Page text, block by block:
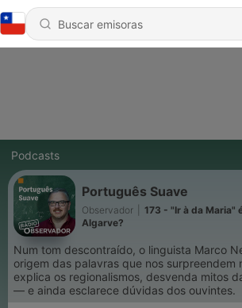
Podcasts
Português Suave
Observador
173 - "Ir à da Maria"
Algarve?
Num tom descontraído, o linguista Marco
origem das palavras que nos surpreendem
explica os regionalismos, desvenda mitos
— e ainda esclarece dúvidas dos ouvintes.